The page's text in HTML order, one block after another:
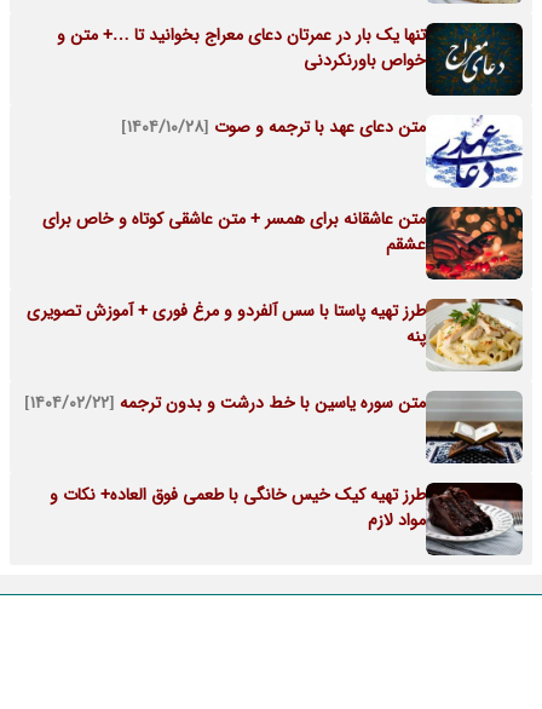
تنها یک بار در عمرتان دعای معراج بخوانید تا …+ متن و
خواص باورنکردنی
متن دعای عهد با ترجمه و صوت [۱۴۰۴/۱۰/۲۸]
متن عاشقانه برای همسر + متن عاشقی کوتاه و خاص برای
عشقم
طرز تهیه پاستا با سس آلفردو و مرغ فوری + آموزش تصویری
پنه
متن سوره یاسین با خط درشت و بدون ترجمه [۱۴۰۴/۰۲/۲۲]
طرز تهیه کیک خیس خانگی با طعمی فوق العاده+ نکات و
مواد لازم